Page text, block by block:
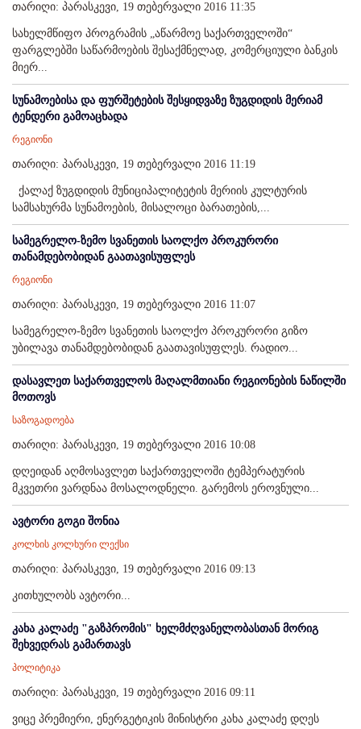
თარიღი: პარასკევი, 19 თებერვალი 2016 11:35
სახელმწიფო პროგრამის „აწარმოე საქართველოში“
ფარგლებში საწარმოების შესაქმნელად, კომერციული ბანკის
მიერ...
სუნამოებისა და ფურშეტების შესყიდვაზე ზუგდიდის მერიამ
ტენდერი გამოაცხადა
რეგიონი
თარიღი: პარასკევი, 19 თებერვალი 2016 11:19
ქალაქ ზუგდიდის მუნიციპალიტეტის მერიის კულტურის
სამსახურმა სუნამოების, მისალოცი ბარათების,...
სამეგრელო-ზემო სვანეთის საოლქო პროკურორი
თანამდებობიდან გაათავისუფლეს
რეგიონი
თარიღი: პარასკევი, 19 თებერვალი 2016 11:07
სამეგრელო-ზემო სვანეთის საოლქო პროკურორი გიზო
უბილავა თანამდებობიდან გაათავისუფლეს. რადიო...
დასავლეთ საქართველოს მაღალმთიანი რეგიონების ნაწილში
მოთოვს
საზოგადოება
თარიღი: პარასკევი, 19 თებერვალი 2016 10:08
დღეიდან აღმოსავლეთ საქართველოში ტემპერატურის
მკვეთრი ვარდნაა მოსალოდნელი. გარემოს ეროვნული...
ავტორი გოგი შონია
კოლხის კოლხური ლექსი
თარიღი: პარასკევი, 19 თებერვალი 2016 09:13
კითხულობს ავტორი...
კახა კალაძე "გაზპრომის" ხელმძღვანელობასთან მორიგ
შეხვედრას გამართავს
პოლიტიკა
თარიღი: პარასკევი, 19 თებერვალი 2016 09:11
ვიცე პრემიერი, ენერგეტიკის მინისტრი კახა კალაძე დღეს